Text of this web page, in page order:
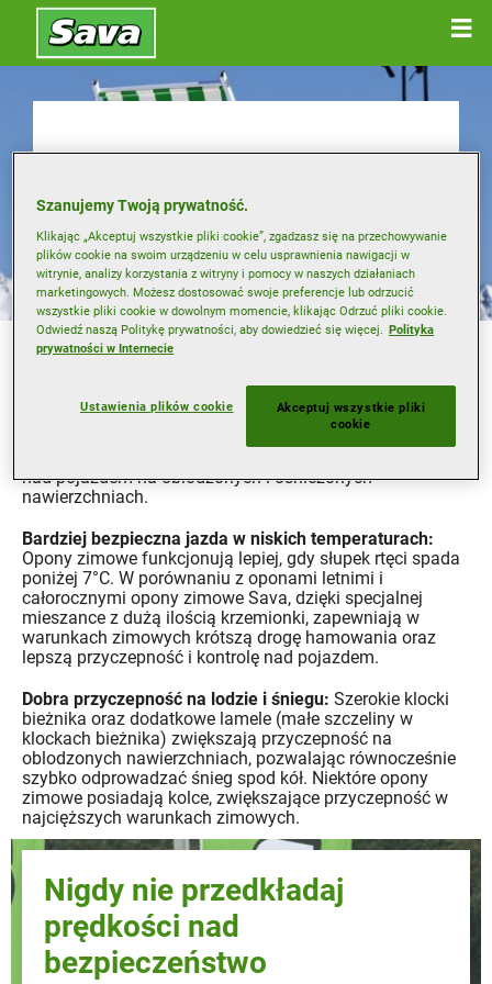
zimowych
W niektórych krajach europejskich, zgodnie z przepisami,
w chłodniejszych miesiącach należy stosować opony
Jednak nawet jeśli w Twojej okolicy nie ma takiego
nad pojazdem na oblodzonych i ośnieżonych
nawierzchniach.
Bardziej bezpieczna jazda w niskich temperaturach:
Opony zimowe funkcjonują lepiej, gdy słupek rtęci spada
poniżej 7°C. W porównaniu z oponami letnimi i
całorocznymi opony zimowe Sava, dzięki specjalnej
mieszance z dużą ilością krzemionki, zapewniają w
warunkach zimowych krótszą drogę hamowania oraz
lepszą przyczepność i kontrolę nad pojazdem.
Dobra przyczepność na lodzie i śniegu: Szerokie klocki
bieżnika oraz dodatkowe lamele (małe szczeliny w
klockach bieżnika) zwiększają przyczepność na
oblodzonych nawierzchniach, pozwalając równocześnie
szybko odprowadzać śnieg spod kół. Niektóre opony
zimowe posiadają kolce, zwiększające przyczepność w
najcięższych warunkach zimowych.
Nigdy nie przedkładaj
prędkości nad
bezpieczeństwo
Szanujemy Twoją prywatność.
Klikając „Akceptuj wszystkie pliki cookie”, zgadzasz się na przechowywanie
plików cookie na swoim urządzeniu w celu usprawnienia nawigacji w
witrynie, analizy korzystania z witryny i pomocy w naszych działaniach
marketingowych. Możesz dostosować swoje preferencje lub odrzucić
wszystkie pliki cookie w dowolnym momencie, klikając Odrzuć pliki cookie.
Odwiedź naszą Politykę prywatności, aby dowiedzieć się więcej.
Polityka
prywatności w Internecie
Ustawienia plików cookie
Akceptuj wszystkie pliki
cookie